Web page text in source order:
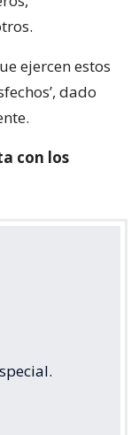
ejercen estos
dado
con los